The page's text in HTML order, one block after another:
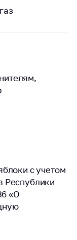
с учетом
Республики
«О